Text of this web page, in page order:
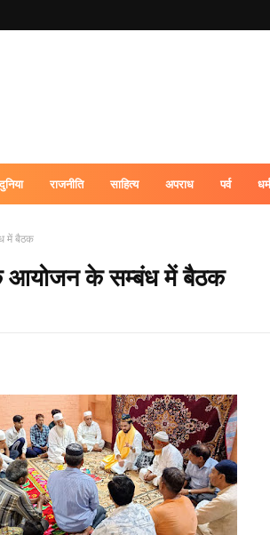
राजनीति साहित्य अपराध पर्व
में बैठक
आयोजन के सम्बंध में बैठक